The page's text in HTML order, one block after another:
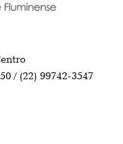
/ (22) 99742-3547